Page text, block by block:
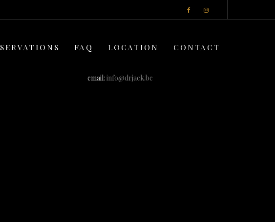
FAQ LOCATION CONTACT
email: info@drjack.be